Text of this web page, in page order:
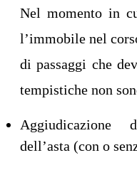
Nel momento in
l’immobile nel
di passaggi che
tempistiche non
Aggiudicazione
dell’asta (con o